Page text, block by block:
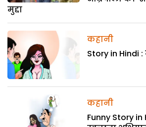
मुद्दा
कहानी
Story in Hindi
कहानी
Funny Story in